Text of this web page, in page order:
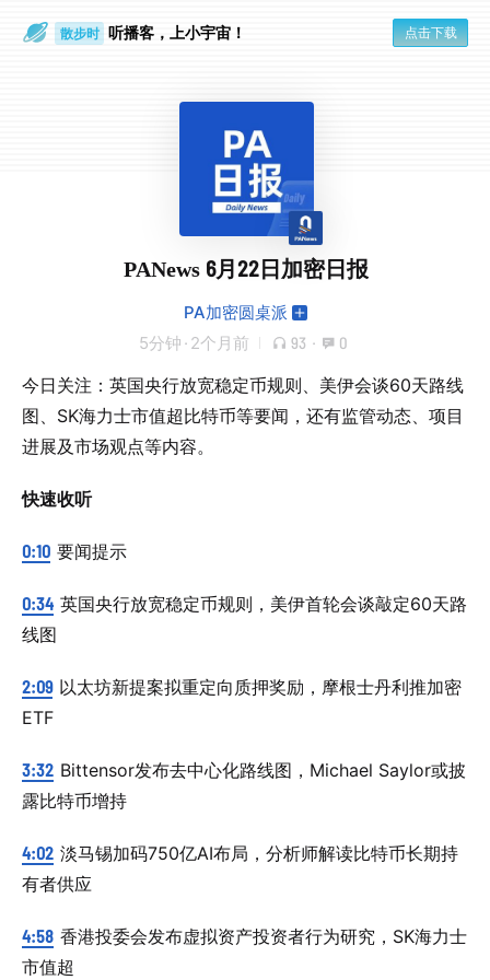
散步时 听播客，上小宇宙！ 点击下载
PANews 6月22日加密日报
PA加密圆桌派
5分钟 · 2个月前 93 · 0
今日关注：英国央行放宽稳定币规则、美伊会谈60天路线
图、SK海力士市值超比特币等要闻，还有监管动态、项目
进展及市场观点等内容。
快速收听
0:10 要闻提示
0:34 英国央行放宽稳定币规则，美伊首轮会谈敲定60天路
线图
2:09 以太坊新提案拟重定向质押奖励，摩根士丹利推加密
ETF
3:32 Bittensor发布去中心化路线图，Michael Saylor或披
露比特币增持
4:02 淡马锡加码750亿AI布局，分析师解读比特币长期持
有者供应
4:58 香港投委会发布虚拟资产投资者行为研究，SK海力士
市值超